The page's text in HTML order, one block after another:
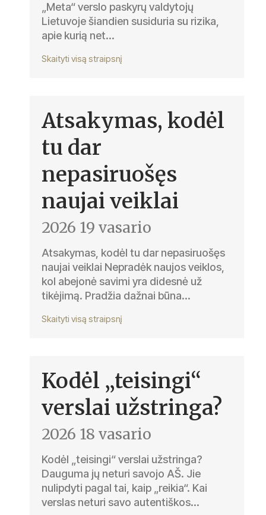
„Meta“ verslo paskyrų valdytojų
Lietuvoje šiandien susiduria su rizika,
apie kurią net...
Skaityti visą straipsnį
Atsakymas, kodėl
tu dar
nepasiruošęs
naujai veiklai
2026 19 vasario
Atsakymas, kodėl tu dar nepasiruošęs
naujai veiklai Nepradėk naujos veiklos,
kol abejonė savimi yra didesnė už
tikėjimą. Pradžia dažnai būna...
Skaityti visą straipsnį
Kodėl „teisingi“
verslai užstringa?
2026 18 vasario
Kodėl „teisingi“ verslai užstringa?
Dauguma jų neturi savojo AŠ. Jie
nulipdyti pagal tai, kaip „reikia“. Kai
verslas neturi savo autentiškos...